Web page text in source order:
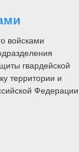
войсками
гвардейской
территории и
Федерации